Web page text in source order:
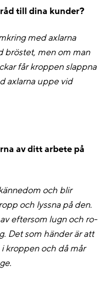
till dina kunder?
med axlarna
bröstet, men om man
får kroppen slappna
axlarna uppe vid
av ditt arbete på
och blir
och lyssna på den.
eftersom lugn och ro-
Det som händer är att
kroppen och då mår